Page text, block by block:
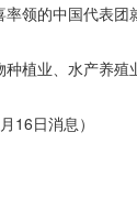
领的中国代表
植业、水产养
16日消息）